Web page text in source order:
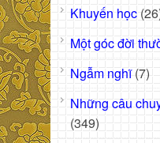
Khuyến học
Một góc đời
Ngẫm nghĩ(7)
Những câu
(349)